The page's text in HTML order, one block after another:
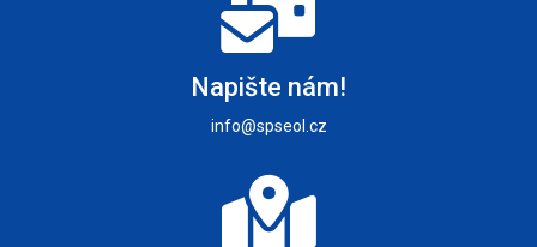
Napište nám!
info@spseol.cz